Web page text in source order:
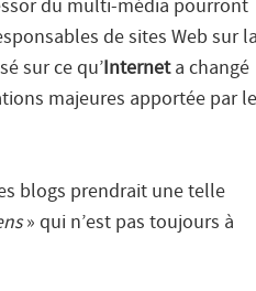
du multi-média pourront
de sites Web sur la
sur ce qu’Interneta changé
majeures apportée par le
blogs prendrait une telle
» qui n’est pas toujours à